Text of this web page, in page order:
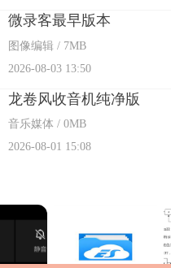
微录客最早版本
图像编辑 / 7MB
2026-08-03 13:50
龙卷风收音机纯净版
音乐媒体 / 0MB
2026-08-01 15:08